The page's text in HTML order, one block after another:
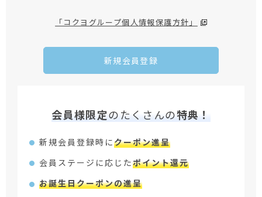
「コクヨグループ個人情報保護方針」
新規会員登録
会員様限定のたくさんの特典！
新規会員登録時にクーポン進呈
会員ステージに応じたポイント還元
お誕生日クーポンの進呈